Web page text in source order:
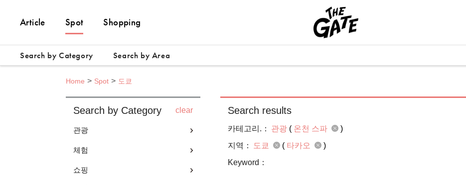
Article Spot Shopping
Search by Category Search by Area
Home Spot 도쿄
Search by Category clear
관광
체험
쇼핑
Search results
카테고리.： 관광 ( 온천 스파
)
지역：
도쿄 ( 타카오
)
Keyword：